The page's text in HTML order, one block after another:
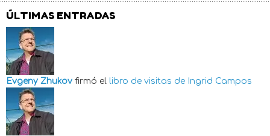
ÚLTIMAS ENTRADAS
Evgeny Zhukov firmó el libro de visitas de Ingrid Campos